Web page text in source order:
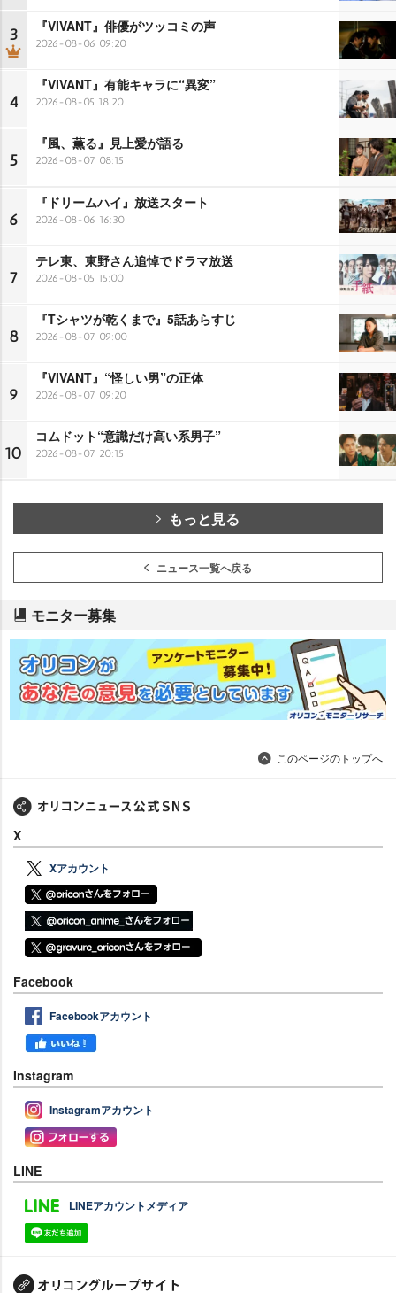
3 『VIVANT』俳優がツッコミの声
2026-08-06 09:20
4
『VIVANT』有能キャラに“異変”
2026-08-05 18:20
5
『風、薫る』見上愛が語る
2026-08-07 08:15
6
『ドリームハイ』放送スタート
2026-08-06 16:30
7
テレ東、東野さん追悼でドラマ放送
2026-08-05 15:00
8
『Tシャツが乾くまで』5話あらすじ
2026-08-07 09:00
9
『VIVANT』“怪しい男”の正体
2026-08-07 09:20
10
コムドット“意識だけ高い系男子”
2026-08-07 20:15
もっと見る
ニュース一覧へ戻る
モニター募集
このページのトップへ
X
Xアカウント
Facebook
Facebookアカウント
Instagram
Instagramアカウント
LINE
LINEアカウントメディア